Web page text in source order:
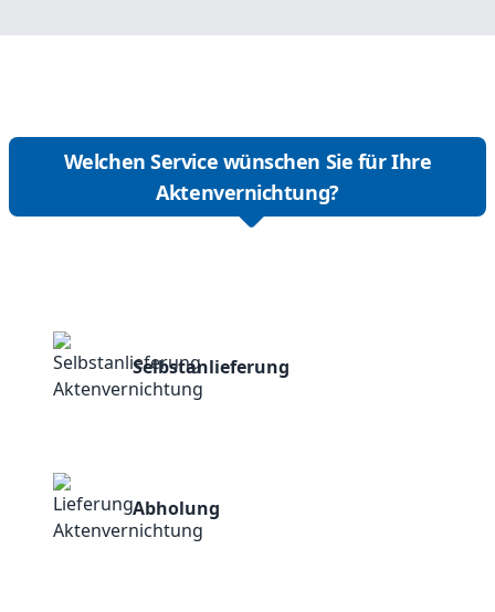
Welchen Service wünschen Sie für Ihre
Aktenvernichtung?
Selbstanlieferung
Abholung